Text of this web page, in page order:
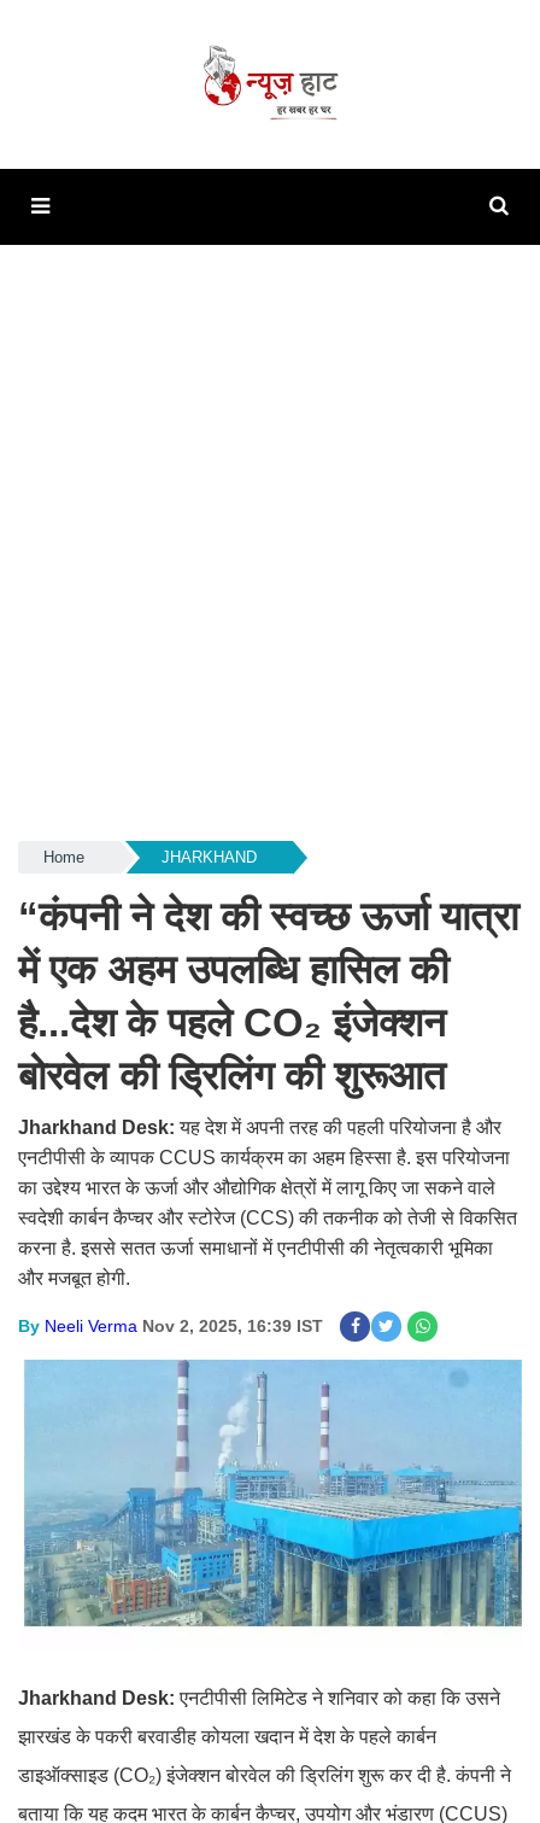
Home JHARKHAND
“कंपनी ने देश की स्वच्छ ऊर्जा यात्रा
में एक अहम उपलब्धि हासिल की
है...देश के पहले CO₂ इंजेक्शन
बोरवेल की ड्रिलिंग की शुरूआत
Jharkhand Desk:यह देश में अपनी तरह की पहली परियोजना है और
एनटीपीसी के व्यापक CCUS कार्यक्रम का अहम हिस्सा है. इस परियोजना
का उद्देश्य भारत के ऊर्जा और औद्योगिक क्षेत्रों में लागू किए जा सकने वाले
स्वदेशी कार्बन कैप्चर और स्टोरेज (CCS) की तकनीक को तेजी से विकसित
करना है. इससे सतत ऊर्जा समाधानों में एनटीपीसी की नेतृत्वकारी भूमिका
और मजबूत होगी.
By Neeli Verma Nov 2, 2025, 16:39 IST
Jharkhand Desk:एनटीपीसी लिमिटेड ने शनिवार को कहा कि उसने
झारखंड के पकरी बरवाडीह कोयला खदान में देश के पहले कार्बन
डाइऑक्साइड (CO₂) इंजेक्शन बोरवेल की ड्रिलिंग शुरू कर दी है. कंपनी ने
बताया कि यह कदम भारत के कार्बन कैप्चर, उपयोग और भंडारण (CCUS)